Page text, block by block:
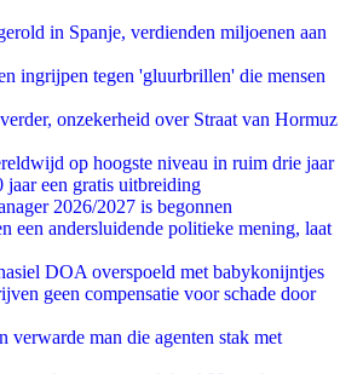
in Spanje, verdienden miljoenen aan
ingrijpen tegen 'gluurbrillen' die mensen
onzekerheid over Straat van Hormuz
op hoogste niveau in ruim drie jaar
een gratis uitbreiding
2026/2027 is begonnen
een andersluidende politieke mening, laat
DOA overspoeld met babykonijntjes
geen compensatie voor schade door
verwarde man die agenten stak met